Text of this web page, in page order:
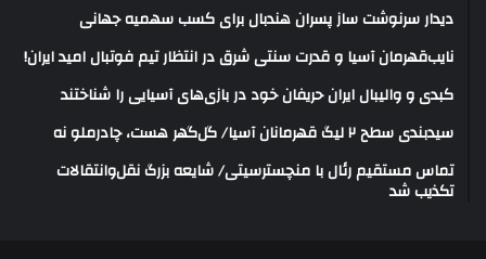
دیدار سرنوشت ساز پسران هندبال برای کسب سهمیه جهانی
نایب‌قهرمان آسیا و قدرت سنتی شرق در انتظار تیم فوتبال امید ایران!
کبدی و والیبال ایران حریفان خود در بازی‌های آسیایی را شناختند
سیدبندی سطح ۲ لیگ قهرمانان آسیا/ گل‌گهر هست، چادرملو نه
تماس مستقیم رئال با منچسترسیتی/ شایعه بزرگ نقل‌وانتقالات
تکذیب شد